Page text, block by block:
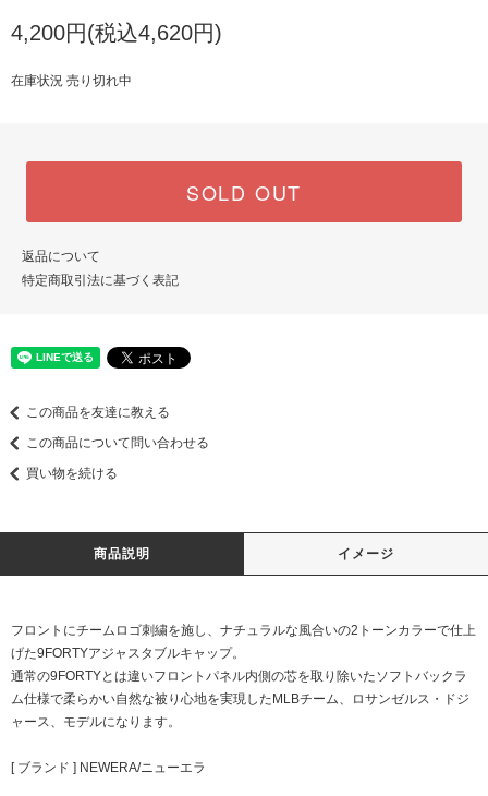
4,200円(税込4,620円)
在庫状況 売り切れ中
SOLD OUT
返品について
特定商取引法に基づく表記
この商品を友達に教える
この商品について問い合わせる
買い物を続ける
商品説明 イメージ
フロントにチームロゴ刺繍を施し、ナチュラルな風合いの2トーンカラーで仕上
げた9FORTYアジャスタブルキャップ。
通常の9FORTYとは違いフロントパネル内側の芯を取り除いたソフトバックラ
ム仕様で柔らかい自然な被り心地を実現したMLBチーム、ロサンゼルス・ドジ
ャース、モデルになります。
[ ブランド ] NEWERA/ニューエラ